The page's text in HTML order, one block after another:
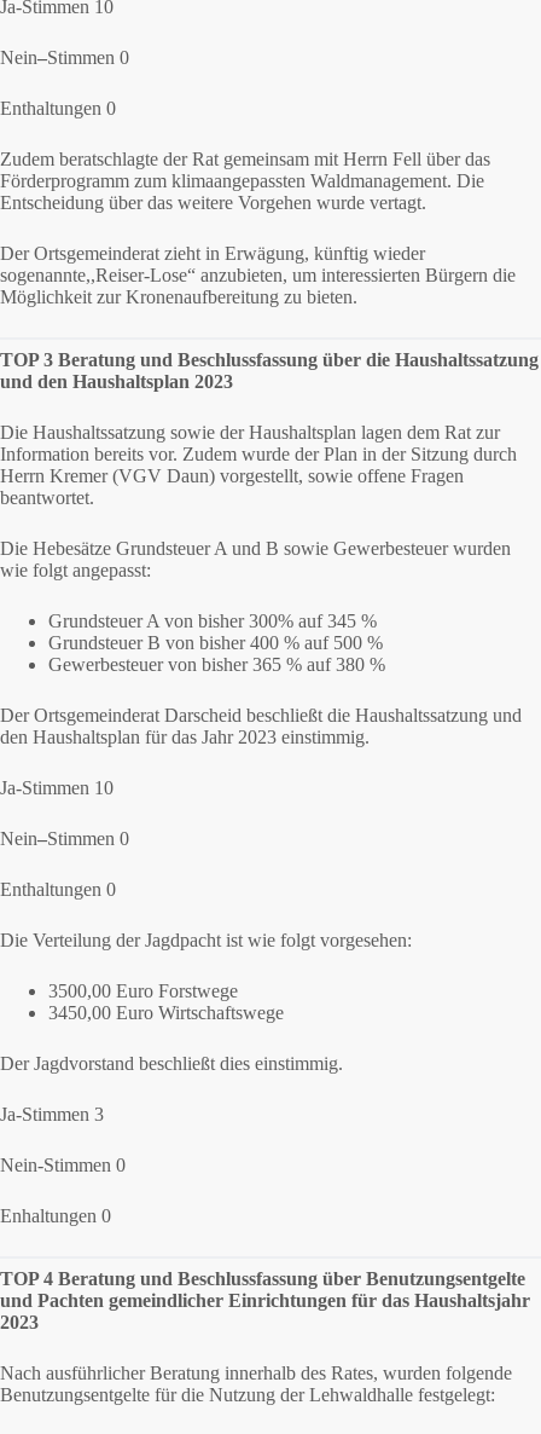
Ja-Stimmen 10
Nein–Stimmen 0
Enthaltungen 0
Zudem beratschlagte der Rat gemeinsam mit Herrn Fell über das
Förderprogramm zum klimaangepassten Waldmanagement. Die
Entscheidung über das weitere Vorgehen wurde vertagt.
Der Ortsgemeinderat zieht in Erwägung, künftig wieder
sogenannte,,Reiser-Lose“ anzubieten, um interessierten Bürgern die
Möglichkeit zur Kronenaufbereitung zu bieten.
TOP 3 Beratung und Beschlussfassung über die Haushaltssatzung
und den Haushaltsplan 2023
Die Haushaltssatzung sowie der Haushaltsplan lagen dem Rat zur
Information bereits vor. Zudem wurde der Plan in der Sitzung durch
Herrn Kremer (VGV Daun) vorgestellt, sowie offene Fragen
beantwortet.
Die Hebesätze Grundsteuer A und B sowie Gewerbesteuer wurden
wie folgt angepasst:
Grundsteuer A von bisher 300% auf 345 %
Grundsteuer B von bisher 400 % auf 500 %
Gewerbesteuer von bisher 365 % auf 380 %
Der Ortsgemeinderat Darscheid beschließt die Haushaltssatzung und
den Haushaltsplan für das Jahr 2023 einstimmig.
Ja-Stimmen 10
Nein–Stimmen 0
Enthaltungen 0
Die Verteilung der Jagdpacht ist wie folgt vorgesehen:
3500,00 Euro Forstwege
3450,00 Euro Wirtschaftswege
Der Jagdvorstand beschließt dies einstimmig.
Ja-Stimmen 3
Nein-Stimmen 0
Enhaltungen 0
TOP 4 Beratung und Beschlussfassung über Benutzungsentgelte
und Pachten gemeindlicher Einrichtungen für das Haushaltsjahr
2023
Nach ausführlicher Beratung innerhalb des Rates, wurden folgende
Benutzungsentgelte für die Nutzung der Lehwaldhalle festgelegt: